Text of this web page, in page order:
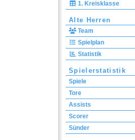
1. Kreisklasse
Alte Herren
Team
Spielplan
Statistik
Spielerstatistik
Spiele
Tore
Assists
Scorer
Sünder